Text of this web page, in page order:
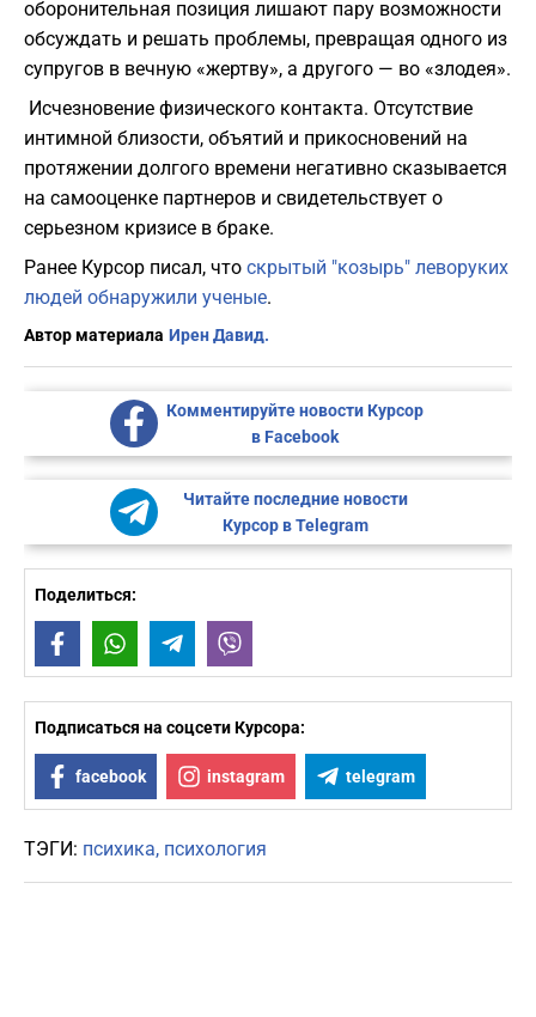
оборонительная позиция лишают пару возможности
обсуждать и решать проблемы, превращая одного из
супругов в вечную «жертву», а другого — во «злодея».
Исчезновение физического контакта. Отсутствие
интимной близости, объятий и прикосновений на
протяжении долгого времени негативно сказывается
на самооценке партнеров и свидетельствует о
серьезном кризисе в браке.
Ранее Курсор писал, что скрытый "козырь" леворуких
людей обнаружили ученые.
Автор материала Ирен Давид.
Комментируйте новости Курсор
в Facebook
Читайте последние новости
Курсор в Telegram
Поделиться:
FacebookWhatsAppTelegram
Подписаться на соцсети Курсора:
facebook instagram telegram
ТЭГИ: психика психология